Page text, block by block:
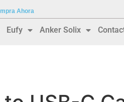
Ahora
Eufy Anker Solix